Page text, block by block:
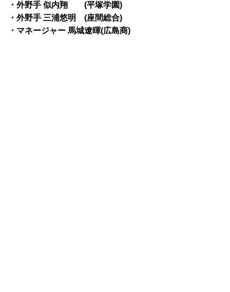
・外野手 似内翔 (平塚学園)
・外野手 三浦悠明 (座間総合)
・マネージャー 馬城遼暉(広島商)